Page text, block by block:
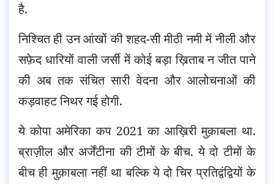
है.
निश्चित ही उन आंखों की शहद-सी मीठी नमी में नीली और
सफ़ेद धारियों वाली जर्सी में कोई बड़ा ख़िताब न जीत पाने
की अब तक संचित सारी वेदना और आलोचनाओं की
कड़वाहट निथर गई होगी.
ये कोपा अमेरिका कप 2021 का आख़िरी मुक़ाबला था.
ब्राज़ील और अर्जेंटीना की टीमों के बीच. ये दो टीमों के
बीच ही मुक़ाबला नहीं था बल्कि ये दो चिर प्रतिद्वंद्वियों के